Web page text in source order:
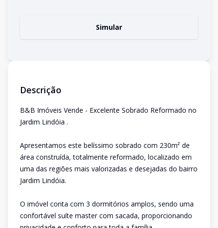
Simular
Descrição
B&B Imóveis Vende - Excelente Sobrado Reformado no
Jardim Lindóia .
Apresentamos este belíssimo sobrado com 230m² de
área construída, totalmente reformado, localizado em
uma das regiões mais valorizadas e desejadas do bairro
Jardim Lindóia.
O imóvel conta com 3 dormitórios amplos, sendo uma
confortável suíte master com sacada, proporcionando